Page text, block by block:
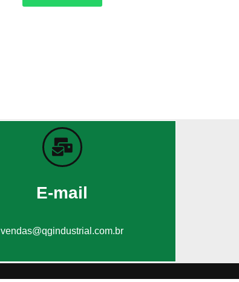
E-mail
vendas@qgindustrial.com.br